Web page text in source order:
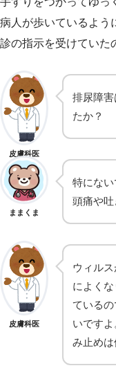
病人が歩いているよう
診の指示を受けていた
皮膚科医
排尿障
たか？
ままくま
特にな
頭痛や吐
皮膚科医
ウィル
によく
ている
いです
み止めは